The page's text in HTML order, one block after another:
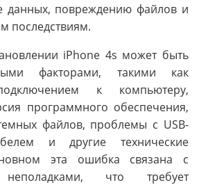
данных, повреждению файлов и
последствиям.
iPhone 4s может быть
факторами, такими как
к компьютеру,
программного обеспечения,
файлов, проблемы с USB-
и другие технические
эта ошибка связана с
что требует